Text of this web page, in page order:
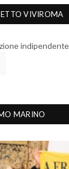
VIVIROMA
indipendente
MARINO